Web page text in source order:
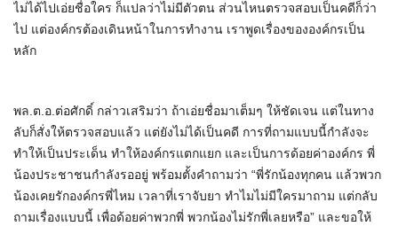
ไม่ได้ไปเอ่ยชื่อใคร ก็แปลว่าไม่มีตัวตน ส่วนไหนตรวจสอบเป็นคดีก็ว่า
ไป แต่องค์กรต้องเดินหน้าในการทำงาน เราพูดเรื่องขององค์กรเป็น
หลัก
พล.ต.อ.ต่อศักดิ์ กล่าวเสริมว่า ถ้าเอ่ยชื่อมาเต็มๆ ให้ชัดเจน แต่ในทาง
ลับก็สั่งให้ตรวจสอบแล้ว แต่ยังไม่ได้เป็นคดี การที่ถามแบบนี้กำลังจะ
ทำให้เป็นประเด็น ทำให้องค์กรแตกแยก และเป็นการด้อยค่าองค์กร พี่
น้องประชาชนกำลังรออยู่ พร้อมตั้งคำถามว่า “พี่รักน้องทุกคน แล้วพวก
น้องเคยรักองค์กรพี่ไหม เวลาที่เราจับยา ทำไมไม่มีใครมาถาม แต่กลับ
ถามเรื่องแบบนี้ เพื่อด้อยค่าพวกพี่ พวกน้องไม่รักพี่เลยหรือ” และขอให้